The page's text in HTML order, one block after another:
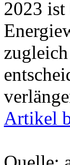
2023 ist
Artikel